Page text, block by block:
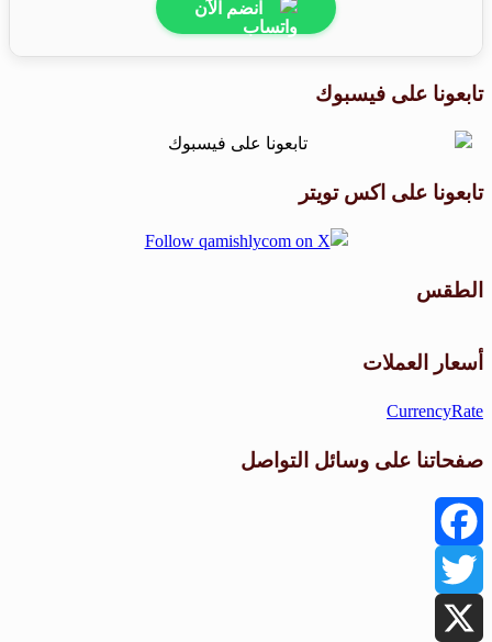
انضم الآن
تابعونا على فيسبوك
تابعونا على اكس تويتر
الطقس
أسعار العملات
CurrencyRate
صفحاتنا على وسائل التواصل
Facebook
Twitter